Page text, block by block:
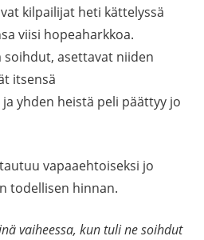
kilpailijat heti kättelyssä
viisi hopeaharkkoa.
asettavat niiden
itsensä
yhden heistä peli päättyy jo
vapaaehtoiseksi jo
todellisen hinnan.
vaiheessa, kun tuli ne soihdut